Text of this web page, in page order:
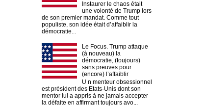
Instaurer le chaos était
une volonté de Trump lors
de son premier mandat. Comme tout
populiste, son idée était d’affaiblir la
démocratie...
Le Focus. Trump attaque
(à nouveau) la
démocratie, (toujours)
sans preuves pour
(encore) l’affaiblir
U n menteur obsessionnel
est président des Etats-Unis dont son
mentor lui a appris à ne jamais accepter
la défaite en affirmant toujours avo...